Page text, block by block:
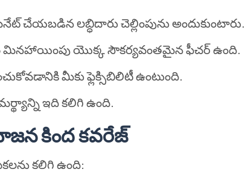
లబ్ధిదారు చెల్లింపును అందుకుంటారు.
మినహాయింపు యొక్క సౌకర్యవంతమైన ఫీచర్ ఉంది.
మీకు ఫ్లెక్సిబిలిటీ ఉంటుంది.
ఇది కలిగి ఉంది.
కింద కవరేజ్
కలిగి ఉంది: